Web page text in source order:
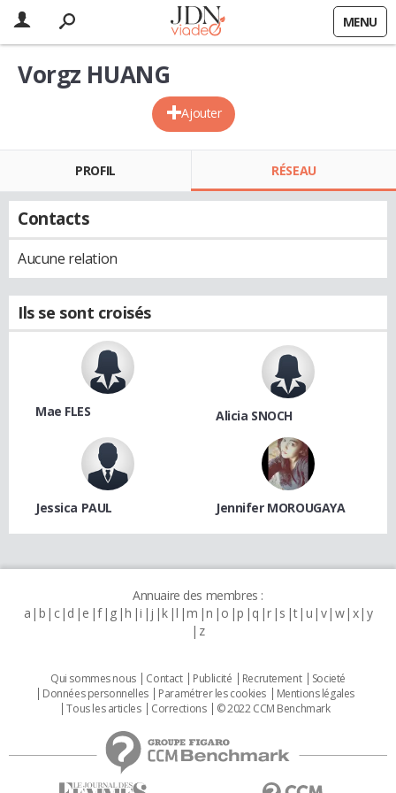
MENU
Ajouter
Vorgz HUANG
PROFIL RÉSEAU
Contacts
Aucune relation
Ils se sont croisés
Mae FLES Alicia SNOCH
Jessica PAUL Jennifer MOROUGAYA
Annuaire des membres :
a b c d e f g h i j k l m n o p q r s t u v w x y
z
Qui sommes nous Contact Publicité Recrutement
Societé
Données personnelles
Paramétrer les cookies
Mentions légales
Tous les articles
Corrections © 2022 CCM Benchmark